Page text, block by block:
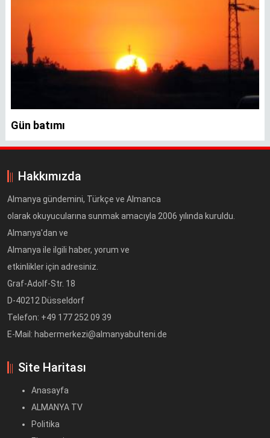
Gün batımı
Hakkımızda
Almanya gündemini, Türkçe ve Almanca
olarak okuyucularına sunmak amacıyla 2006 yılında kuruldu.
Almanya'dan ve
Almanya ile ilgili haber, yorum ve
etkinlikler için adresiniz.
Graf-Adolf-Str. 18
D-40212 Düsseldorf
Telefon: +49 177 252 09 39
E-Mail: habermerkezi@almanyabulteni.de
Site Haritası
Anasayfa
ALMANYA TV
Politika